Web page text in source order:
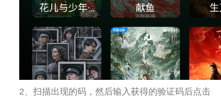
2、扫描出现的码，然后输入获得的验证码后点击